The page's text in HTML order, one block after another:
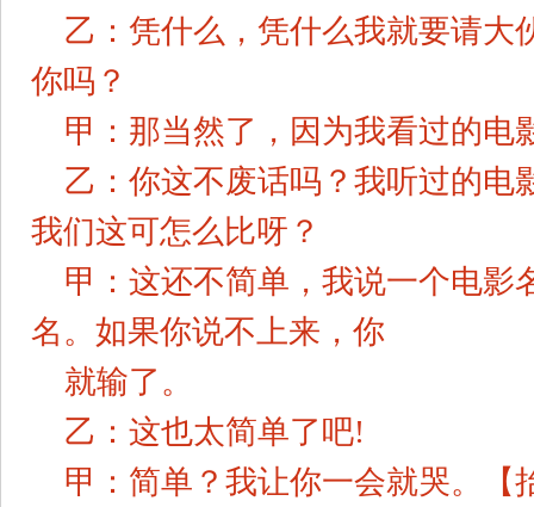
乙：凭什么，凭什么我就要请大
你吗？
甲：那当然了，因为我看过的电
乙：你这不废话吗？我听过的电
我们这可怎么比呀？
甲：这还不简单，我说一个电影
名。如果你说不上来，你
就输了。
乙：这也太简单了吧!
甲：简单？我让你一会就哭。【